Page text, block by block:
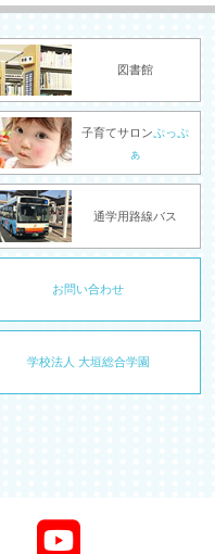
図書館
子育てサロンぷっぷ
ぁ
通学用路線バス
お問い合わせ
学校法人 大垣総合学園